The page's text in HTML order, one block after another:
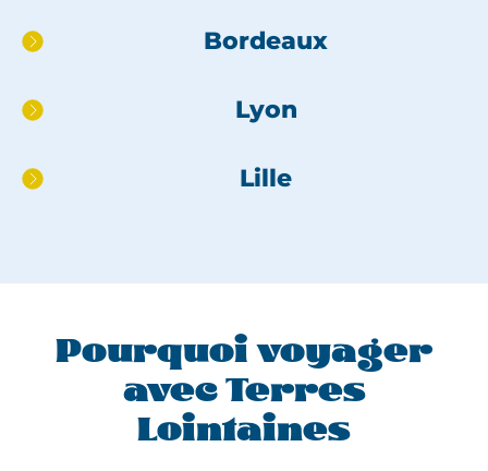
Aller
directement
pied
Bordeaux
Lyon
Lille
Pourquoi voyager
avec Terres
Lointaines